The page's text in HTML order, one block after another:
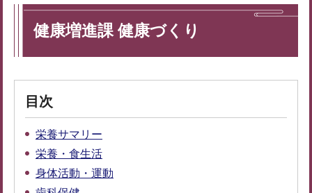
健康増進課 健康づくり
目次
栄養サマリー
栄養・食生活
身体活動・運動